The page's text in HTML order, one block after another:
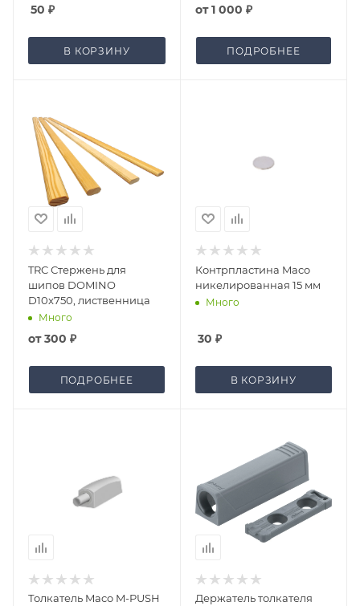
50 ₽
В КОРЗИНУ
от1 000 ₽
ПОДРОБНЕЕ
TRC Стержень для
шипов DOMINO
D10x750, лиственница
Много
от300 ₽
ПОДРОБНЕЕ
Контрпластина Maco
никелированная 15 мм
Много
30 ₽
В КОРЗИНУ
Толкатель Maco M-PUSH
Держатель толкателя